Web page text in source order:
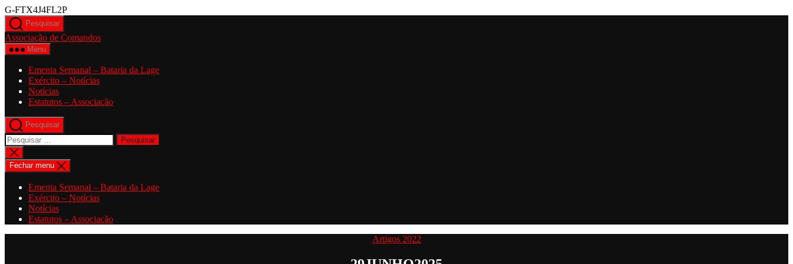
G-FTX4J4FL2PSaltar
conteúdo
Pesquisar
Associação de Comandos
Menu
Ementa Semanal – Bataria da Lage
Exército – Notícias
Notícias
Estatutos – Associação
Pesquisar
Pesquisar
por:
Fechar
pesquisa
Fechar menu
Ementa Semanal – Bataria da Lage
Exército – Notícias
Notícias
Estatutos – Associação
Categorias
Artigos 2022